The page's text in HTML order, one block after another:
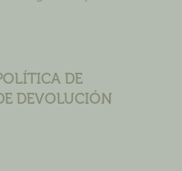
DE
DEVOLUCIÓN